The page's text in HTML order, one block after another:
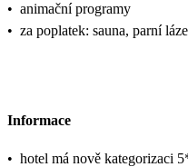
• animační programy
• za poplatek: sauna, parní
Informace
• hotel má nově kategorizaci